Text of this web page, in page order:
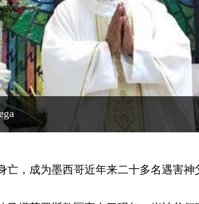
，成为墨西哥近年来二十多名遇害神